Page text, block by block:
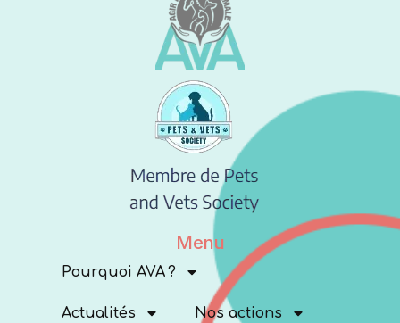
Menu
Pourquoi AVA ?
Actualités Nos actions